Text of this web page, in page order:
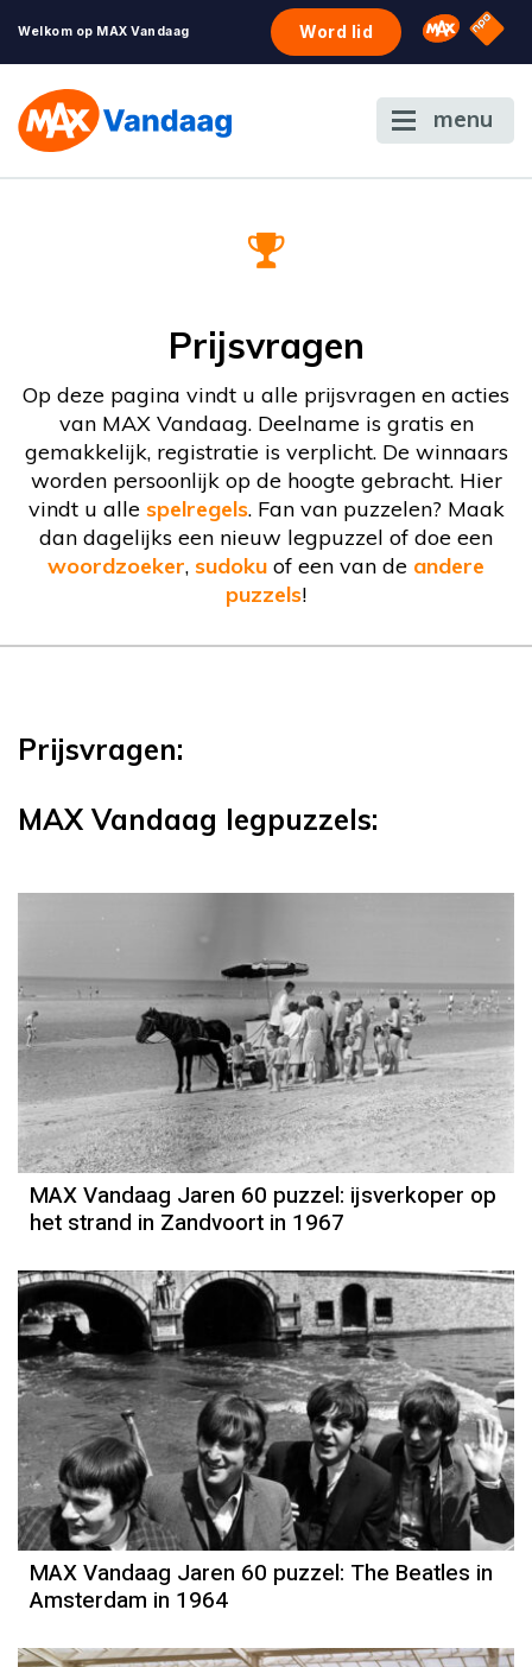
Welkom op MAX Vandaag Word lid Omroep
NPO
menu
Prijsvragen
Op deze pagina vindt u alle prijsvragen en acties
van MAX Vandaag. Deelname is gratis en
gemakkelijk, registratie is verplicht. De winnaars
worden persoonlijk op de hoogte gebracht. Hier
vindt u alle spelregels. Fan van puzzelen? Maak
dan dagelijks een nieuw legpuzzel of doe een
woordzoeker, sudoku of een van de andere
puzzels!
Prijsvragen:
MAX Vandaag legpuzzels:
MAX Vandaag Jaren 60 puzzel: ijsverkoper op
het strand in Zandvoort in 1967
MAX Vandaag Jaren 60 puzzel: The Beatles in
Amsterdam in 1964